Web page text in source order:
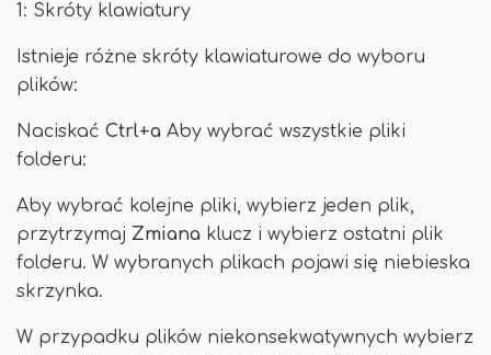
1: Skróty klawiatury
Istnieje różne skróty klawiaturowe do wyboru
plików:
Naciskać Ctrl+a Aby wybrać wszystkie pliki
folderu:
Aby wybrać kolejne pliki, wybierz jeden plik,
przytrzymaj Zmiana klucz i wybierz ostatni plik
folderu. W wybranych plikach pojawi się niebieska
skrzynka.
W przypadku plików niekonsekwatywnych wybierz